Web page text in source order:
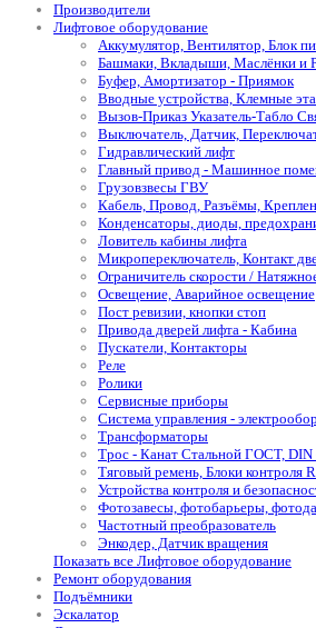
Производители
Лифтовое оборудование
Аккумулятор, Вентилятор, Блок
Башмаки, Вкладыши, Маслёнки и
Буфер, Амортизатор - Приямок
Вводные устройства, Клемные
Вызов-Приказ Указатель-Табло
Выключатель, Датчик,
Гидравлический лифт
Главный привод - Машинное
Грузовзвесы ГВУ
Кабель, Провод, Разъёмы,
Конденсаторы, диоды,
Ловитель кабины лифта
Микропереключатель, Контакт
Ограничитель скорости /
Освещение, Аварийное освещение
Пост ревизии, кнопки стоп
Привода дверей лифта - Кабина
Пускатели, Контакторы
Реле
Ролики
Сервисные приборы
Система управления -
Трансформаторы
Трос - Канат Стальной ГОСТ,
Тяговый ремень, Блоки контроля
Устройства контроля и
Фотозавесы, фотобарьеры,
Частотный преобразователь
Энкодер, Датчик вращения
Показать все Лифтовое оборудование
Ремонт оборудования
Подъёмники
Эскалатор